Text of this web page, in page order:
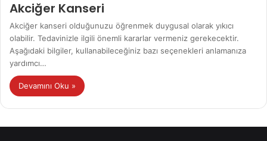
Akciğer Kanseri
Akciğer kanseri olduğunuzu öğrenmek duygusal olarak yıkıcı
olabilir. Tedavinizle ilgili önemli kararlar vermeniz gerekecektir.
Aşağıdaki bilgiler, kullanabileceğiniz bazı seçenekleri anlamanıza
yardımcı…
Devamını Oku »